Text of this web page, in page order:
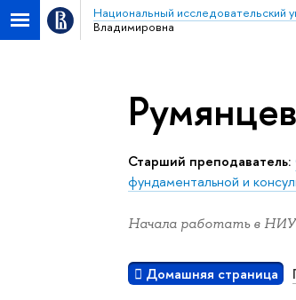
Национальный исследовательский
Владимировна
Старший преподаватель:
фундаментальной и
Начала работать в НИУ
Домашняя страница